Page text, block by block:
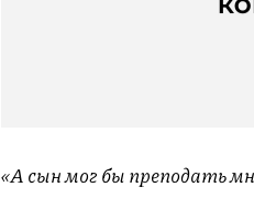
«А сын мог бы преподать